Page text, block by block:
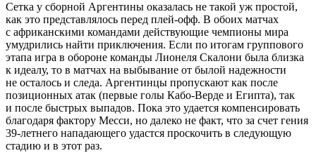
Сетка у сборной Аргентины оказалась не такой уж простой,
как это представлялось перед плей-офф. В обоих матчах
с африканскими командами действующие чемпионы мира
умудрились найти приключения. Если по итогам группового
этапа игра в обороне команды Лионеля Скалони была близка
к идеалу, то в матчах на выбывание от былой надежности
не осталось и следа. Аргентинцы пропускают как после
позиционных атак (первые голы Кабо-Верде и Египта), так
и после быстрых выпадов. Пока это удается компенсировать
благодаря фактору Месси, но далеко не факт, что за счет гения
39-летнего нападающего удастся проскочить в следующую
стадию и в этот раз.